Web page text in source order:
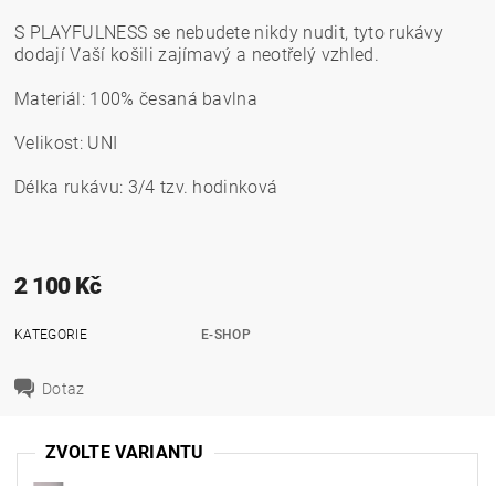
S PLAYFULNESS se nebudete nikdy nudit, tyto rukávy
dodají Vaší košili zajímavý a neotřelý vzhled.
Materiál: 100% česaná bavlna
Velikost: UNI
Délka rukávu: 3/4 tzv. hodinková
2 100 Kč
KATEGORIE E-SHOP
Dotaz
ZVOLTE VARIANTU